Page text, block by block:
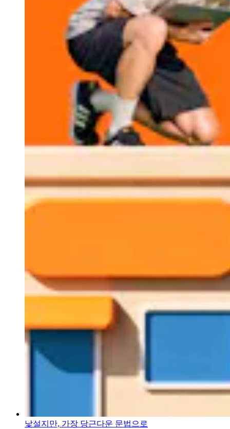
낯설지만, 가장 당근다운 문법으로